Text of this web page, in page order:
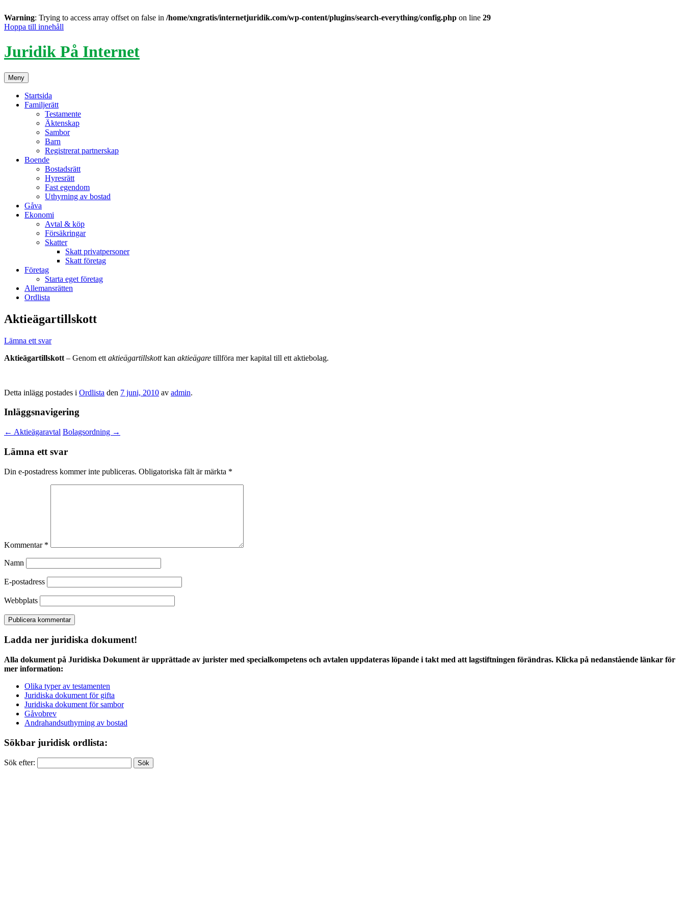
Warning: Trying to access array offset on false in /home/xngratis/internetjuridik.com/wp-content/plugins/search-everything/config.php on line 29
Hoppa till innehåll
Juridik På Internet
Meny
Startsida
Familjerätt
Testamente
Äktenskap
Sambor
Barn
Registrerat partnerskap
Boende
Bostadsrätt
Hyresrätt
Fast egendom
Uthyrning av bostad
Gåva
Ekonomi
Avtal & köp
Försäkringar
Skatter
Skatt privatpersoner
Skatt företag
Företag
Starta eget företag
Allemansrätten
Ordlista
Aktieägartillskott
Lämna ett svar
Aktieägartillskott – Genom ett aktieägartillskottkan aktieägare tillföra mer kapital till ett aktiebolag.
Detta inlägg postades i Ordlista den 7 juni, 2010 av admin.
Inläggsnavigering
← Aktieägaravtal Bolagsordning →
Lämna ett svar
Din e-postadress kommer inte publiceras. Obligatoriska fält är märkta *
Kommentar *
Namn
E-postadress
Webbplats
Ladda ner juridiska dokument!
Alla dokument på Juridiska Dokument är upprättade av jurister med specialkompetens och avtalen uppdateras löpande i takt med att lagstiftningen förändras. Klicka på nedanstående länkar för
mer information:
Olika typer av testamenten
Juridiska dokument för gifta
Juridiska dokument för sambor
Gåvobrev
Andrahandsuthyrning av bostad
Sökbar juridisk ordlista:
Sök efter: